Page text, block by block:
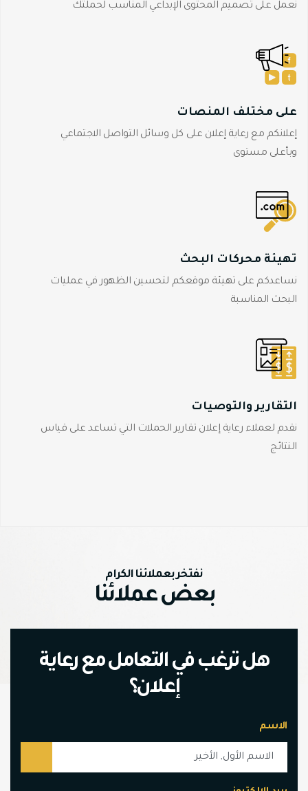
نعمل على تصميم المحتوى الإبداعي المناسب لحملتك
على مختلف المنصات
إعلانكم مع رعاية إعلان على كل وسائل التواصل الاجتماعي
وبأعلى مستوى
تهيئة محركات البحث
نساعدكم على تهيئة موقعكم لتحسين الظهور في عمليات
البحث المناسبة
التقارير والتوصيات
نقدم لعملاء رعاية إعلان تقارير الحملات التي تساعد على قياس
النتائج
نفتخر بعملائنا الكرام
بعض عملائنا
هل ترغب في التعامل مع رعاية
إعلان؟
الاسم